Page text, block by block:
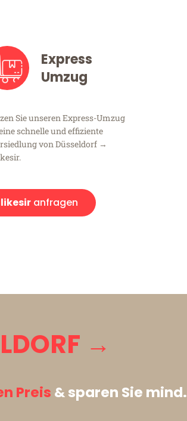
Express
Umzug
Sie unseren Express-Umzug
schnelle und effiziente
von Düsseldorf →
anfragen
→
Preis & sparen Sie mind.